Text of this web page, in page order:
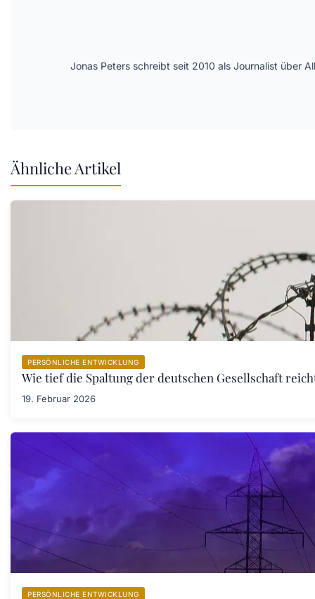
Jonas Peters schreibt seit 2010 als Journalist über
Ähnliche Artikel
PERSÖNLICHE ENTWICKLUNG
Wie tief die Spaltung der deutschen Gesellschaft
19. Februar 2026
PERSÖNLICHE ENTWICKLUNG